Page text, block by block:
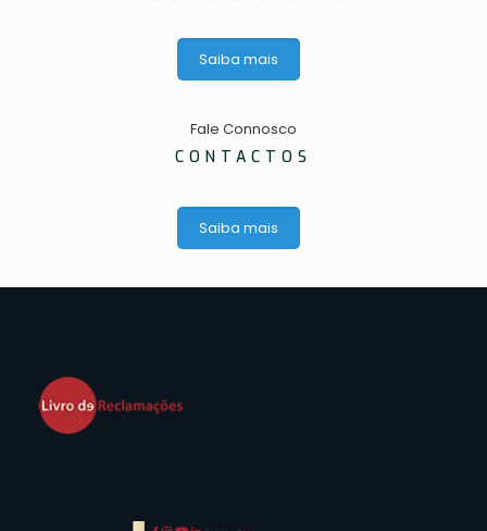
Saiba mais
Fale Connosco
CONTACTOS
Saiba mais